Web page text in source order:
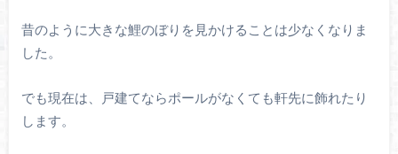
昔のように大きな鯉のぼりを見かけることは少なくなりま
した。
でも現在は、戸建てならポールがなくても軒先に飾れたり
します。